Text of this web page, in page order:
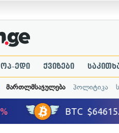
ოპ-ედი ქვიზები
მართლმსაჯულება პოლიტიკა